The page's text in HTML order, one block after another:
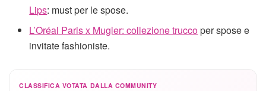
Lips: must per le spose.
L’Oréal Paris x Mugler: collezione truccoper spose e
invitate fashioniste.
CLASSIFICA VOTATA DALLA COMMUNITY